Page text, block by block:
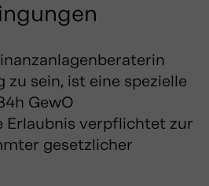
sein, ist eine spezielle
GewO
Erlaubnis verpflichtet zur
gesetzlicher